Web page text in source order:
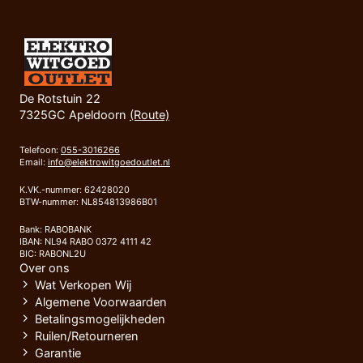
De Rotstuin 22
7325GC Apeldoorn (Route)
Telefoon: 055-3016266
Email: info@elektrowitgoedoutlet.nl
K.VK.-nummer: 62428020
BTW-nummer: NL854813986B01
Bank: RABOBANK
IBAN: NL94 RABO 0372 4111 42
BIC: RABONL2U
Over ons
Wat Verkopen Wij
Algemene Voorwaarden
Betalingsmogelijkheden
Ruilen/Retourneren
Garantie